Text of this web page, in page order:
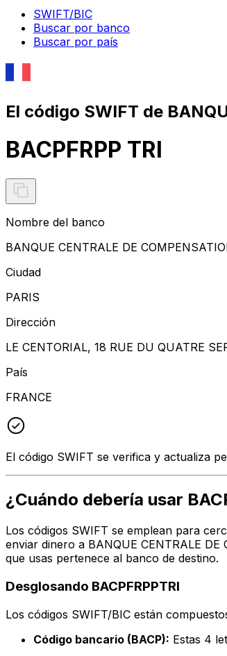
SWIFT/BIC
Buscar por banco
Buscar por país
El código SWIFT de
BACPFRPP TRI
Nombre del banco
BANQUE CENTRALE DE
Ciudad
PARIS
Dirección
LE CENTORIAL, 18 RUE DU QUATRE
País
FRANCE
El código SWIFT se verifica y actualiza
¿Cuándo debería usar
Los códigos SWIFT se emplean para
enviar dinero a BANQUE CENTRALE
que usas pertenece al banco de destino.
Desglosando BACPFRPPTRI
Los códigos SWIFT/BIC están
Código bancario (BACP): Estas 4